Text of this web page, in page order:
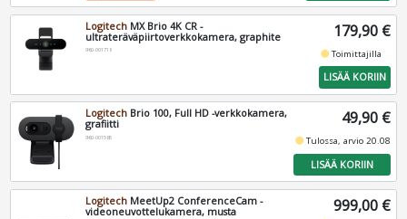
Logitech MX Brio 4K CR -
ultrateräväpiirtoverkkokamera, graphite
960-001718
179,90 €
fiber_manual_recordToimittajilla
LISÄÄ KORIIN
Logitech Brio 100, Full HD -verkkokamera,
grafiitti
960-001585
49,90 €
fiber_manual_recordTulossa, arvio 20.08
LISÄÄ KORIIN
Logitech MeetUp2 ConferenceCam -
videoneuvottelukamera, musta
999,00 €